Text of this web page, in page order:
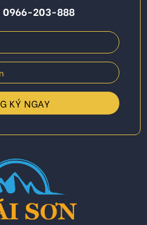
0966-203-888